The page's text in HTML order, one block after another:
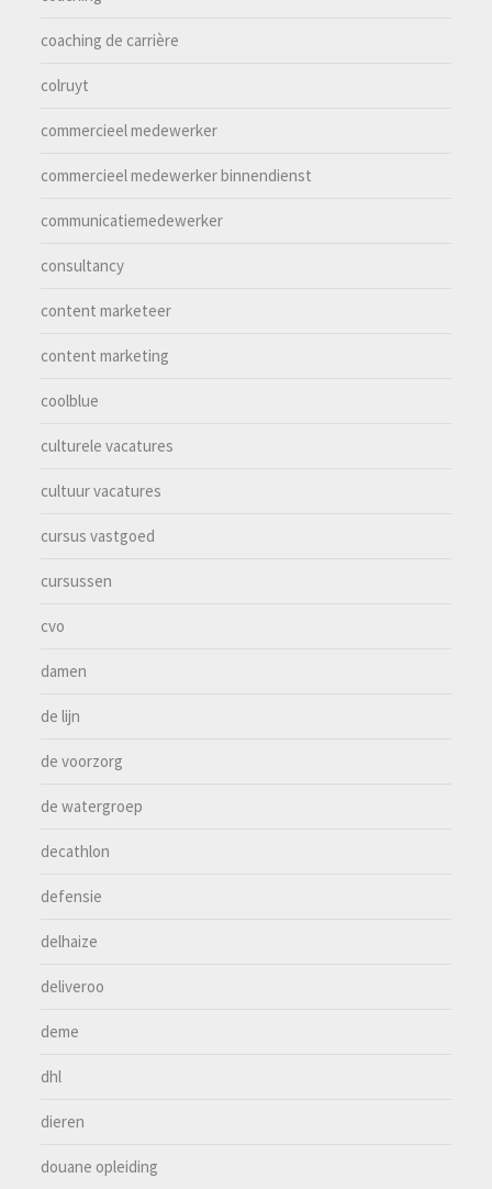
coaching de carrière
colruyt
commercieel medewerker
commercieel medewerker binnendienst
communicatiemedewerker
consultancy
content marketeer
content marketing
coolblue
culturele vacatures
cultuur vacatures
cursus vastgoed
cursussen
cvo
damen
de lijn
de voorzorg
de watergroep
decathlon
defensie
delhaize
deliveroo
deme
dhl
dieren
douane opleiding